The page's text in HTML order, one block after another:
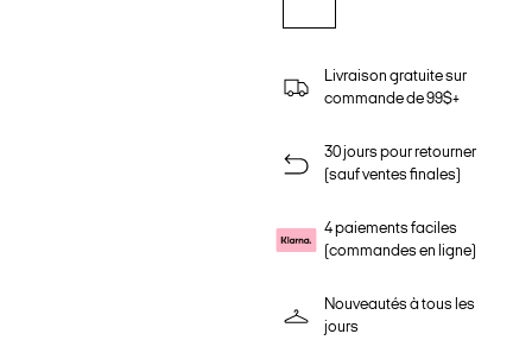
Livraison gratuite sur
commande de 99$+
30 jours pour retourner
(sauf ventes finales)
4 paiements faciles
(commandes en ligne)
Nouveautés à tous les
jours